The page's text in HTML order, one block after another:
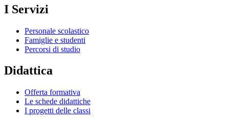
I Servizi
Personale scolastico
Famiglie e studenti
Percorsi di studio
Didattica
Offerta formativa
Le schede didattiche
I progetti delle classi